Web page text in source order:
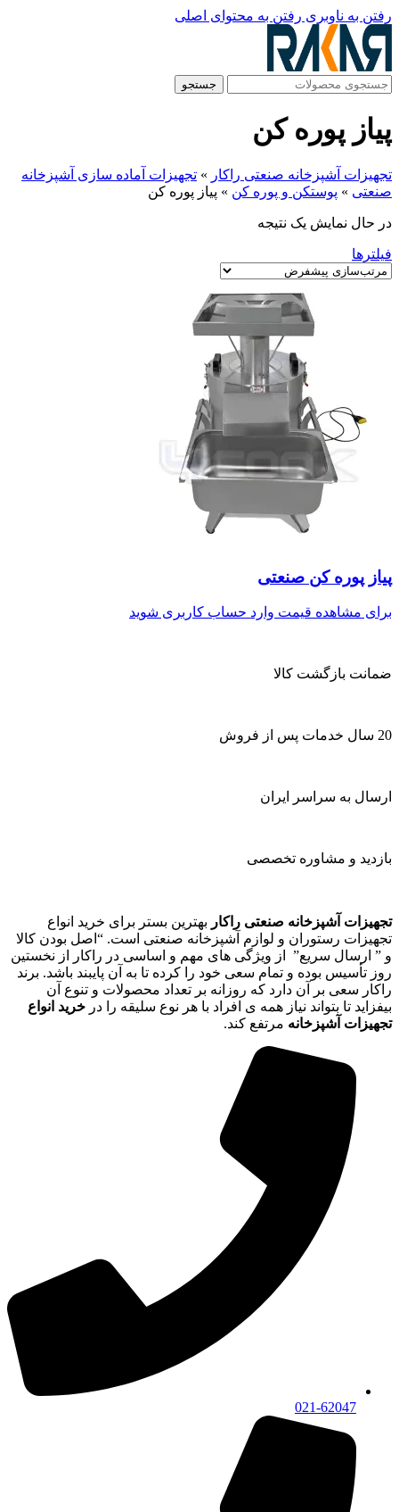
رفتن به ناوبری رفتن به محتوای اصلی
جستجو
پیاز پوره کن
تجهیزات آشپزخانه صنعتی راکار » تجهیزات آماده سازی آشپزخانه
صنعتی » پوستکن و پوره کن » پیاز پوره کن
در حال نمایش یک نتیجه
فیلترها
پیاز پوره کن صنعتی
برای مشاهده قیمت وارد حساب کاربری شوید
ضمانت بازگشت کالا
20 سال خدمات پس از فروش
ارسال به سراسر ایران
بازدید و مشاوره تخصصی
تجهیزات آشپزخانه صنعتی راکار بهترین بستر برای خرید انواع
تجهیزات رستوران و لوازم آشپزخانه صنعتی است. “اصل بودن کالا
و ” ارسال سریع” از ویژگی های مهم و اساسی در راکار از نخستین
روز تأسیس بوده و تمام سعی خود را کرده تا به آن پایبند باشد. برند
راکار سعی بر آن دارد که روزانه بر تعداد محصولات و تنوع آن
بیفزاید تا بتواند نیاز همه ی افراد با هر نوع سلیقه را در خرید انواع
تجهیزات آشپزخانه مرتفع کند.
021-62047